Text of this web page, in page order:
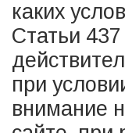
каких
Статьи
при
внимание